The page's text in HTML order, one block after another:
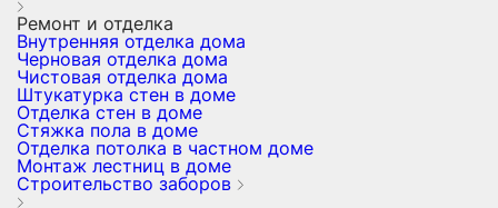
Ремонт и отделка
Внутренняя отделка дома
Черновая отделка дома
Чистовая отделка дома
Штукатурка стен в доме
Отделка стен в доме
Стяжка пола в доме
Отделка потолка в частном доме
Монтаж лестниц в доме
Строительство заборов